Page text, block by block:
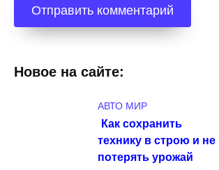
Новое на сайте:
АВТО МИР
Как сохранить
технику в строю и не
потерять урожай